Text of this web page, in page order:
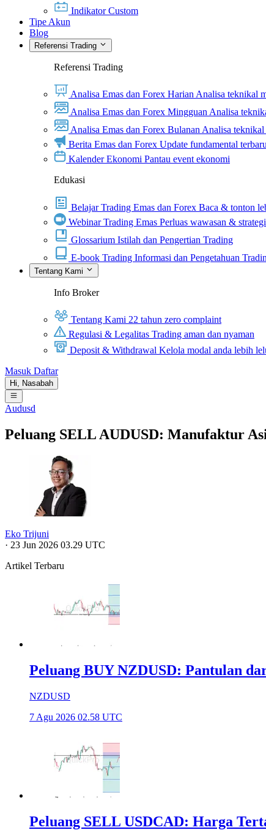
Indikator Custom
Tipe Akun
Blog
Referensi Trading
Referensi Trading
Analisa Emas dan Forex HarianAnalisa teknikal
Analisa Emas dan Forex MingguanAnalisa
Analisa Emas dan Forex BulananAnalisa
Berita Emas dan Forex Update fundamental
Kalender Ekonomi Pantau event ekonomi
Edukasi
Belajar Trading Emas dan Forex Baca & tonton
Webinar Trading Emas Perluas wawasan & strategi
Glossarium Istilah dan Pengertian Trading
E-book Trading Informasi dan Pengetahuan
Tentang Kami
Info Broker
Tentang Kami 22 tahun zero complaint
Regulasi & Legalitas Trading aman dan nyaman
Deposit & Withdrawal Kelola modal anda lebih
Masuk Daftar
Hi, Nasabah
Audusd
Peluang SELL AUDUSD: Manufaktur
Eko Trijuni
· 23 Jun 2026 03.29 UTC
Artikel Terbaru
Peluang BUY NZDUSD: Pantulan
NZDUSD
7 Agu 2026 02.58 UTC
Peluang SELL USDCAD: Harga